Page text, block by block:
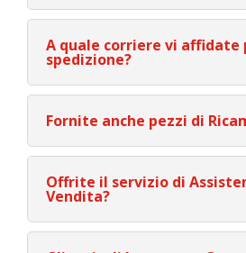
A quale corriere vi affidate
spedizione?
Fornite anche pezzi di
Offrite il servizio di
Vendita?